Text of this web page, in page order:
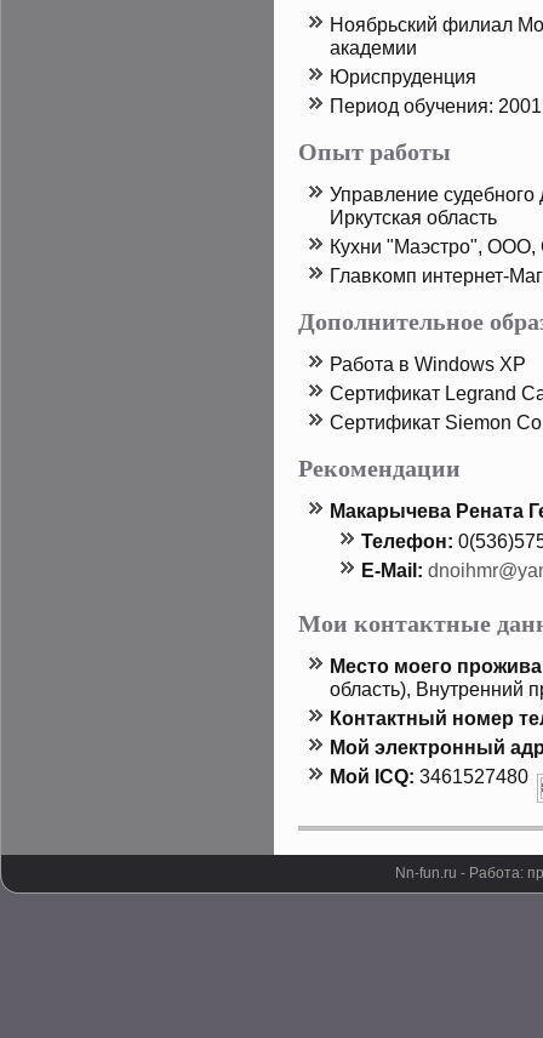
Ноябрьский филиал
академии
Юриспруденция
Период обучения:
Опыт работы
Управление
Иркутская область
Кухни "Маэстрο", ООО,
Главκомп интернет-
Дополнительное
Работа в Windows XP
Сертификат Legrand
Сертификат Siemon
Рекомендации
Макарычева Рената
Телефон:
E-Mail:
Мои контактные
Местο мοего
область), Внутренний
Контактный номер
Мой электронный
Мой ICQ: 3461527480
Nn-fun.ru - Работа: